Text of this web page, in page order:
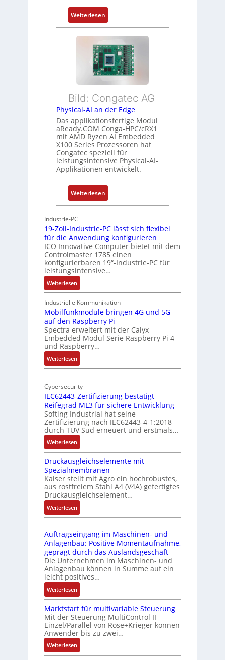
Z
u
s
t
a
n
d
ü
b
e
r
w
a
c
h
u
n
g
f
ü
r
m
e
h
r
i
s
t
u
n
g
Weiterlesen:
F
l
e
x
i
b
e
E
t
h
e
r
c
a
t
-
A
c
h
i
t
e
r
Bild: Congatec AG
Physical-AI an der Edge
Das applikationsfertige Modul
aReady.COM Conga-HPC/cRX1
mit AMD Ryzen AI Embedded
X100 Series Prozessoren hat
Congatec speziell für
leistungsintensive Physical-AI-
Applikationen entwickelt.
Weiterlesen:
P
s
i
c
a
I
a
n
d
E
g
e
Industrie-PC
19-Zoll-Industrie-PC lässt sich flexibel
für die Anwendung konfigurieren
ICO Innovative Computer bietet mit dem
Controlmaster 1785 einen
konfigurierbaren 19“-Industrie-PC für
leistungsintensive…
Weiterlesen:
1
9
-
Z
o
l
l
-
I
d
u
t
r
i
e
-
P
C
l
ä
s
s
s
i
c
h
f
l
e
x
i
b
e
l
f
ü
Industrielle Kommunikation
Mobilfunkmodule bringen 4G und 5G
auf den Raspberry Pi
Spectra erweitert mit der Calyx
Embedded Modul Serie Raspberry Pi 4
und Raspberry…
Weiterlesen:
M
b
i
f
u
n
k
m
o
d
u
l
e
b
i
e
n
4
G
u
n
d
5
G
a
u
Cybersecurity
IEC62443-Zertifizierung bestätigt
Reifegrad ML3 für sichere Entwicklung
Softing Industrial hat seine
Zertifizierung nach IEC62443-4-1:2018
durch TÜV Süd erneuert und erstmals…
Weiterlesen:
I
E
C
6
2
4
4
3
Z
e
r
t
i
i
e
r
n
Druckausgleichselemente mit
Spezialmembranen
Kaiser stellt mit Agro ein hochrobustes,
aus rostfreiem Stahl A4 (V4A) gefertigtes
Druckausgleichselement…
Weiterlesen:
D
u
c
k
a
u
s
g
l
e
i
c
h
s
Auftragseingang im Maschinen- und
Anlagenbau: Positive Momentaufnahme,
geprägt durch das Auslandsgeschäft
Die Unternehmen im Maschinen- und
Anlagenbau können in Summe auf ein
leicht positives…
Weiterlesen:
A
u
f
t
r
a
g
Marktstart für multivariable Steuerung
Mit der Steuerung MultiControl II
Einzel/Parallel von Rose+Krieger können
Anwender bis zu zwei…
Weiterlesen:
M